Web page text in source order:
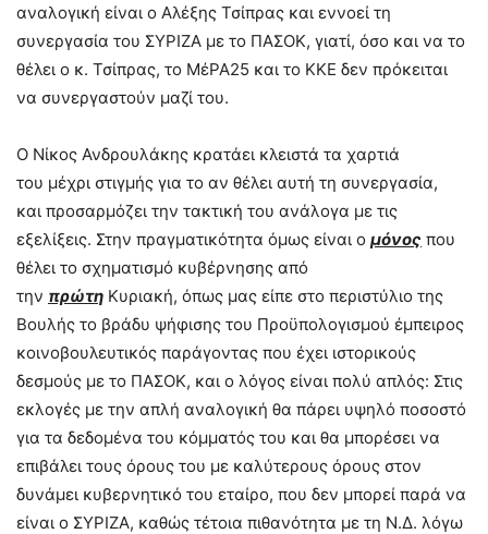
αναλογική είναι ο Αλέξης Τσίπρας και εννοεί τη
συνεργασία του ΣΥΡΙΖΑ με το ΠΑΣΟΚ, γιατί, όσο και να το
θέλει ο κ. Τσίπρας, το ΜέΡΑ25 και το ΚΚΕ δεν πρόκειται
να συνεργαστούν μαζί του.
Ο Νίκος Ανδρουλάκης κρατάει κλειστά τα χαρτιά
του μέχρι στιγμής για το αν θέλει αυτή τη συνεργασία,
και προσαρμόζει την τακτική του ανάλογα με τις
εξελίξεις. Στην πραγματικότητα όμως είναι ο μόνος που
θέλει το σχηματισμό κυβέρνησης από
την πρώτη Κυριακή, όπως μας είπε στο περιστύλιο της
Βουλής το βράδυ ψήφισης του Προϋπολογισμού έμπειρος
κοινοβουλευτικός παράγοντας που έχει ιστορικούς
δεσμούς με το ΠΑΣΟΚ, και ο λόγος είναι πολύ απλός: Στις
εκλογές με την απλή αναλογική θα πάρει υψηλό ποσοστό
για τα δεδομένα του κόμματός του και θα μπορέσει να
επιβάλει τους όρους του με καλύτερους όρους στον
δυνάμει κυβερνητικό του εταίρο, που δεν μπορεί παρά να
είναι ο ΣΥΡΙΖΑ, καθώς τέτοια πιθανότητα με τη Ν.Δ. λόγω